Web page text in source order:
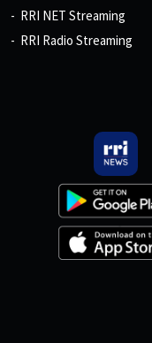
RRI NET Streaming
RRI Radio Streaming